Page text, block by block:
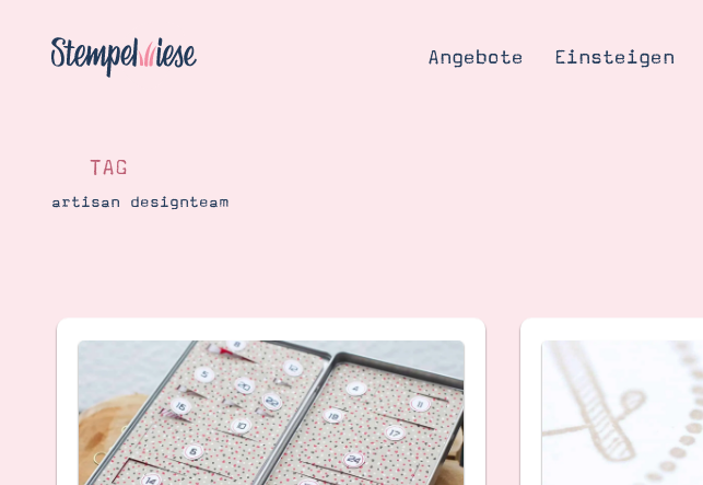
Angebote Einsteigen
Katalog
Bestellen
Kontakt
Blog
Gutscheine
Produkte erklärt
Über mich
Über Stampin’ Up!
TAG
artisan designteam